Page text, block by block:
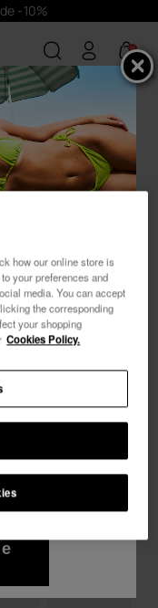
-10%
0
aies atterri
de notre
te guider
😊 🏖
de
lu et j'accepte la
how our online store is
your preferences and
media. You can accept
the corresponding
your shopping
Cookies Policy.